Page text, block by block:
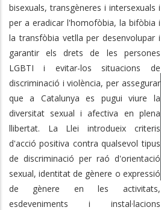
bisexuals, transgèneres i intersexuals i
per a eradicar l'homofòbia, la bifòbia i
la transfòbia vetlla per desenvolupar i
garantir els drets de les persones
LGBTI i evitar-los situacions de
discriminació i violència, per assegurar
que a Catalunya es pugui viure la
diversitat sexual i afectiva en plena
llibertat. La Llei introdueix criteris
d'acció positiva contra qualsevol tipus
de discriminació per raó d'orientació
sexual, identitat de gènere o expressió
de gènere en les activitats,
esdeveniments i instal·lacions